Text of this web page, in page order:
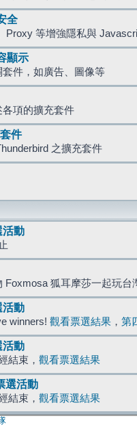
全
Proxy 等增強隱私與
顯示
件，如廣告、圖像等
項的擴充套件
件
之擴充套件
活動
Foxmosa 狐耳摩莎一起玩台
活動
winners! 觀看票選結果 ， 第
活動
結束， 觀看票選結果
選活動
結束， 觀看票選結果